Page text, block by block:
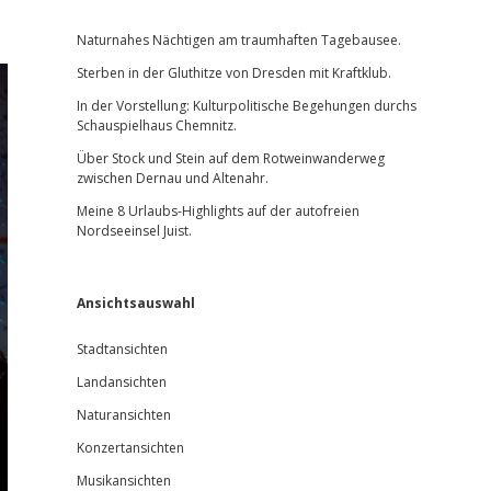
Naturnahes Nächtigen am traumhaften Tagebausee.
Sterben in der Gluthitze von Dresden mit Kraftklub.
In der Vorstellung: Kulturpolitische Begehungen durchs
Schauspielhaus Chemnitz.
Über Stock und Stein auf dem Rotweinwanderweg
zwischen Dernau und Altenahr.
Meine 8 Urlaubs-Highlights auf der autofreien
Nordseeinsel Juist.
Ansichtsauswahl
Stadtansichten
Landansichten
Naturansichten
Konzertansichten
Musikansichten